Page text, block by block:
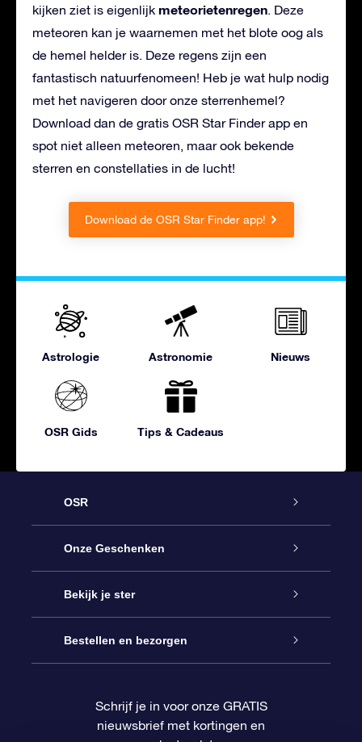
kijken ziet is eigenlijk meteorietenregen. Deze
meteoren kan je waarnemen met het blote oog als
de hemel helder is. Deze regens zijn een
fantastisch natuurfenomeen! Heb je wat hulp nodig
met het navigeren door onze sterrenhemel?
Download dan de gratis OSR Star Finder app en
spot niet alleen meteoren, maar ook bekende
sterren en constellaties in de lucht!
Download de OSR Star Finder app!
Astrologie Astronomie Nieuws
OSR Gids Tips & Cadeaus
OSR
Service
Contact
Blog
OSR Recensies
Onze Geschenken
Online Star Gift
OSR Cadeaupakket
OSR Cadeaukaart
Bekijk je ster
Sterrenregister
Gepersonaliseerde sterrenpagina
Bestellen en bezorgen
Betalingsinformatie
Schrijf je in voor onze GRATIS
nieuwsbrief met kortingen en